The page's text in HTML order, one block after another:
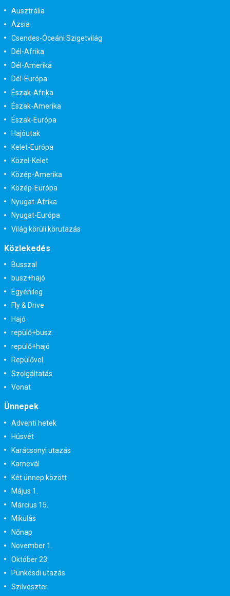
Ausztrália
Ázsia
Csendes-Óceáni Szigetvilág
Dél-Afrika
Dél-Amerika
Dél-Európa
Észak-Afrika
Észak-Amerika
Észak-Európa
Hajóutak
Kelet-Európa
Közel-Kelet
Közép-Amerika
Közép-Európa
Nyugat-Afrika
Nyugat-Európa
Világ körüli körutazás
Közlekedés
Busszal
busz+hajó
Egyénileg
Fly & Drive
Hajó
repülő+busz
repülő+hajó
Repülővel
Szolgáltatás
Vonat
Ünnepek
Adventi hetek
Húsvét
Karácsonyi utazás
Karnevál
Két ünnep között
Május 1.
Március 15.
Mikulás
Nőnap
November 1.
Október 23.
Pünkösdi utazás
Szilveszter